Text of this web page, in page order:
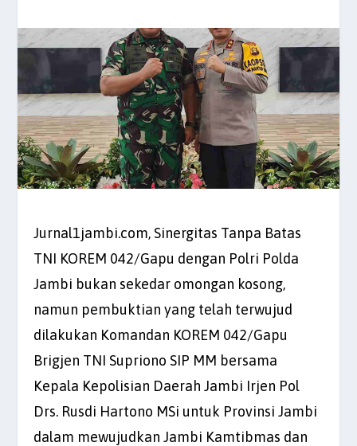
Jurnal1jambi.com, Sinergitas Tanpa Batas
TNI KOREM 042/Gapu dengan Polri Polda
Jambi bukan sekedar omongan kosong,
namun pembuktian yang telah terwujud
dilakukan Komandan KOREM 042/Gapu
Brigjen TNI Supriono SIP MM bersama
Kepala Kepolisian Daerah Jambi Irjen Pol
Drs. Rusdi Hartono MSi untuk Provinsi Jambi
dalam mewujudkan Jambi Kamtibmas dan